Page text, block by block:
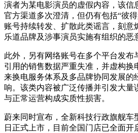
演者为某电影演员的虚假内容，该信
官方渠道多次澄清，但仍有包括“彼
账号持续转发、扩散此类谣言，刻意
乐道品牌及涉事演员实施有组织的恶
此外，另有网络账号在多个平台发布
引用的销售数据严重失准，并虚构换
来换电服务体系及多品牌协同发展的
响。该类内容被广泛传播并引发大量
与正常运营构成实质性损害。
蔚来同时宣布，全新科技行政旗舰车
日正式上市，目前全国门店已全面开